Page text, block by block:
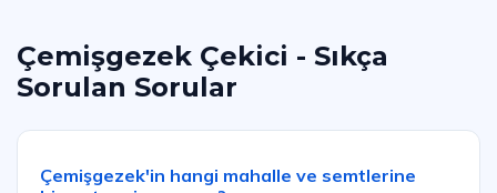
Çemişgezek Çekici - Sıkça
Sorulan Sorular
Çemişgezek'in hangi mahalle ve semtlerine